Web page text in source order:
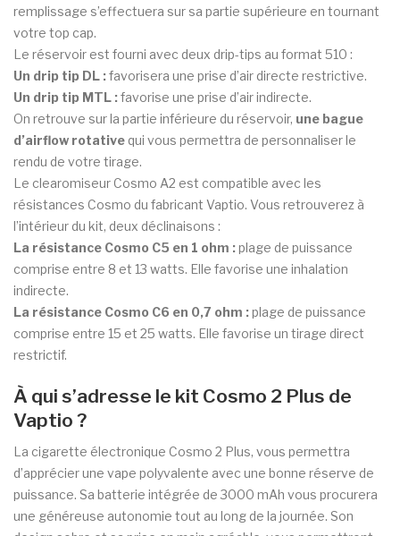
remplissage s’effectuera sur sa partie supérieure en tournant
votre top cap.
Le réservoir est fourni avec deux drip-tips au format 510 :
Un drip tip DL :favorisera une prise d’air directe restrictive.
Un drip tip MTL :favorise une prise d’air indirecte.
On retrouve sur la partie inférieure du réservoir, une bague
d’airflow rotative qui vous permettra de personnaliser le
rendu de votre tirage.
Le clearomiseur Cosmo A2 est compatible avec les
résistances Cosmo du fabricant Vaptio. Vous retrouverez à
l’intérieur du kit, deux déclinaisons :
La résistance Cosmo C5 en 1 ohm :plage de puissance
comprise entre 8 et 13 watts. Elle favorise une inhalation
indirecte.
La résistance Cosmo C6 en 0,7 ohm :plage de puissance
comprise entre 15 et 25 watts. Elle favorise un tirage direct
restrictif.
À qui s’adresse le kit Cosmo 2 Plus de
Vaptio ?
La cigarette électronique Cosmo 2 Plus, vous permettra
d’apprécier une vape polyvalente avec une bonne réserve de
puissance. Sa batterie intégrée de 3000 mAh vous procurera
une généreuse autonomie tout au long de la journée. Son